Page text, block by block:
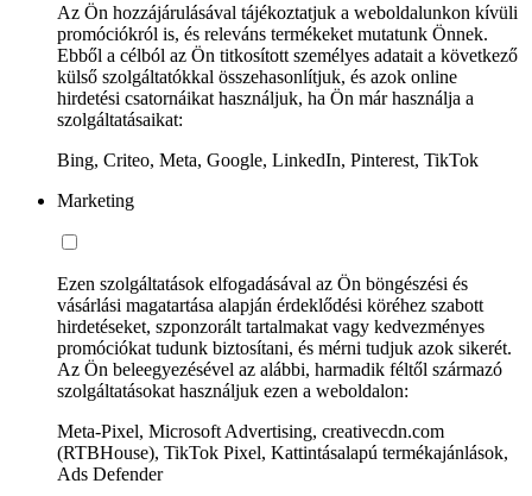
Az Ön hozzájárulásával tájékoztatjuk a weboldalunkon kívüli
promóciókról is, és releváns termékeket mutatunk Önnek.
Ebből a célból az Ön titkosított személyes adatait a következő
külső szolgáltatókkal összehasonlítjuk, és azok online
hirdetési csatornáikat használjuk, ha Ön már használja a
szolgáltatásaikat:
Bing, Criteo, Meta, Google, LinkedIn, Pinterest, TikTok
Marketing
Ezen szolgáltatások elfogadásával az Ön böngészési és
vásárlási magatartása alapján érdeklődési köréhez szabott
hirdetéseket, szponzorált tartalmakat vagy kedvezményes
promóciókat tudunk biztosítani, és mérni tudjuk azok sikerét.
Az Ön beleegyezésével az alábbi, harmadik féltől származó
szolgáltatásokat használjuk ezen a weboldalon:
Meta-Pixel, Microsoft Advertising, creativecdn.com
(RTBHouse), TikTok Pixel, Kattintásalapú termékajánlások,
Ads Defender